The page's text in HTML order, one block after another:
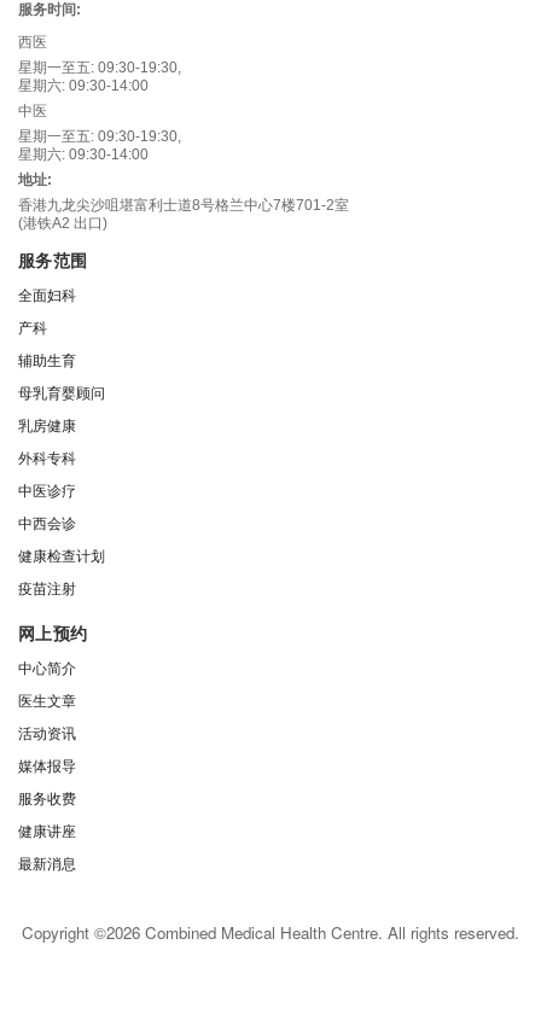
服务时间:
西医
星期一至五: 09:30-19:30,
星期六: 09:30-14:00
中医
星期一至五: 09:30-19:30,
星期六: 09:30-14:00
地址:
香港九龙尖沙咀堪富利士道8号格兰中心7楼701-2室
(港铁A2 出口)
服务范围
全面妇科
产科
辅助生育
母乳育婴顾问
乳房健康
外科专科
中医诊疗
中西会诊
健康检查计划
疫苗注射
网上预约
中心简介
医生文章
活动资讯
媒体报导
服务收费
健康讲座
最新消息
Copyright ©2026 Combined Medical Health Centre. All rights reserved.